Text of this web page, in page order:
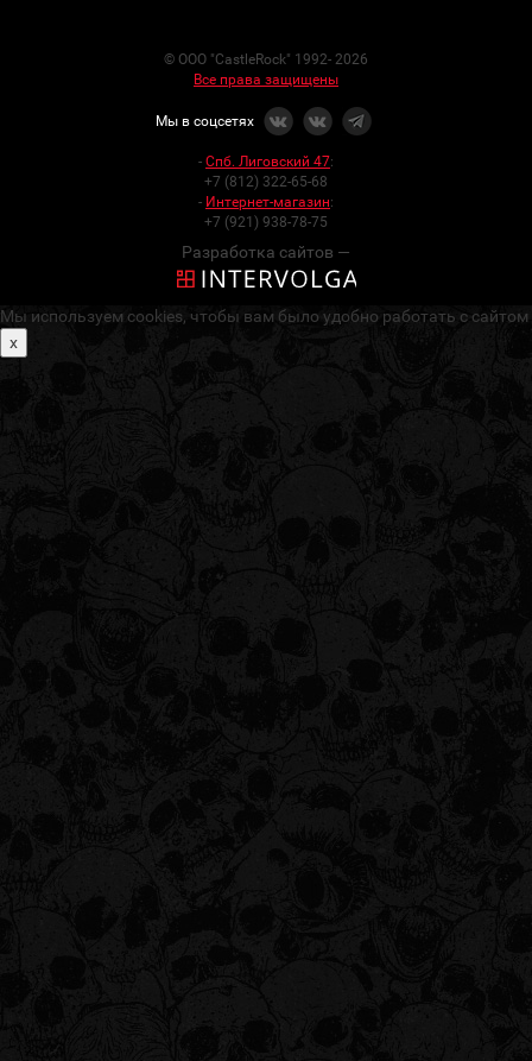
© ООО "CastleRock" 1992- 2026
Все права защищены
Мы в соцсетях
- Спб. Лиговский 47:
+7 (812) 322-65-68
- Интернет-магазин:
+7 (921) 938-78-75
Разработка сайтов —
Мы используем cookies, чтобы вам было удобно работать с сайтом
x